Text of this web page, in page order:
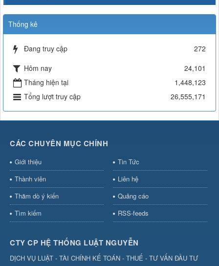
Thống kê
Đang truy cập
272
Hôm nay
24,101
Tháng hiện tại
1,448,123
Tổng lượt truy cập
26,555,171
CÁC CHUYÊN MỤC CHÍNH
Giới thiệu
Tin Tức
Thành viên
Liên hệ
Thăm dò ý kiến
Quảng cáo
Tìm kiếm
RSS-feeds
CTY CP HỆ THỐNG LUẬT NGUYỄN
DỊCH VỤ LUẬT - TÀI CHÍNH KẾ TOÁN - THUẾ - TƯ VẤN ĐẦU TƯ